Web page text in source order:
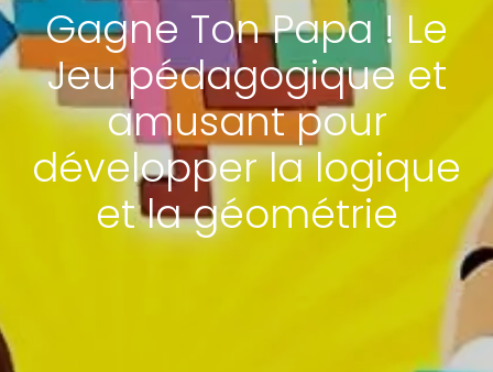
Gagne Ton Papa ! Le
Jeu pédagogique et
amusant pour
développer la logique
et la géométrie